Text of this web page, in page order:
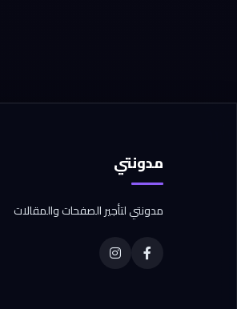
مدونتي
مدونتي لتأجير الصفحات والمقالات